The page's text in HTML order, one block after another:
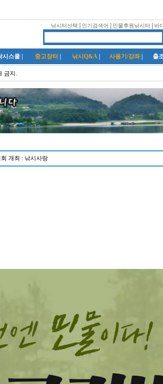
낚시터선택 인기검색어 민물후원낚시터 바
시스쿨 중고장터 낚시Q&A 사용기/강좌 출
금지.
개최 : 낚시사랑